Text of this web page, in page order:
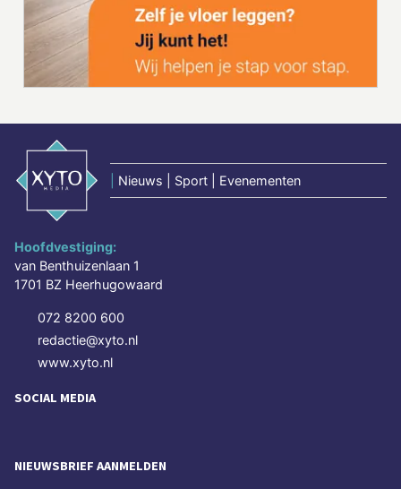
Nieuws | Sport | Evenementen
Hoofdvestiging:
van Benthuizenlaan 1
1701 BZ Heerhugowaard
072 8200 600
redactie@xyto.nl
www.xyto.nl
SOCIAL MEDIA
NIEUWSBRIEF AANMELDEN